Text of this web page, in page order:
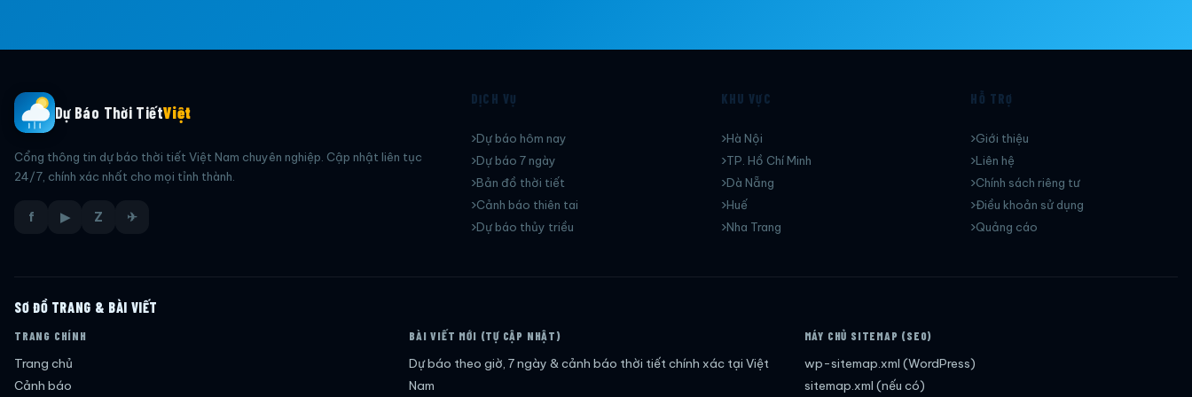
Dự Báo Thời TiếtViệt
Cổng thông tin dự báo thời tiết Việt Nam chuyên nghiệp. Cập nhật liên tục
24/7, chính xác nhất cho mọi tỉnh thành.
f ▶ Z ✈
DỊCH VỤ
Dự báo hôm nay
Dự báo 7 ngày
Bản đồ thời tiết
Cảnh báo thiên tai
Dự báo thủy triều
KHU VỰC
Hà Nội
TP. Hồ Chí Minh
Dà Nẵng
Huế
Nha Trang
HỖ TRỢ
Giới thiệu
Liên hệ
Chính sách riêng tư
Điều khoản sử dụng
Quảng cáo
SƠ ĐỒ TRANG & BÀI VIẾT
TRANG CHÍNH
Trang chủ
Cảnh báo
BÀI VIẾT MỚI (TỰ CẬP NHẬT)
Dự báo theo giờ, 7 ngày & cảnh báo thời tiết chính xác tại Việt
Nam
MÁY CHỦ SITEMAP (SEO)
wp-sitemap.xml (WordPress)
sitemap.xml (nếu có)